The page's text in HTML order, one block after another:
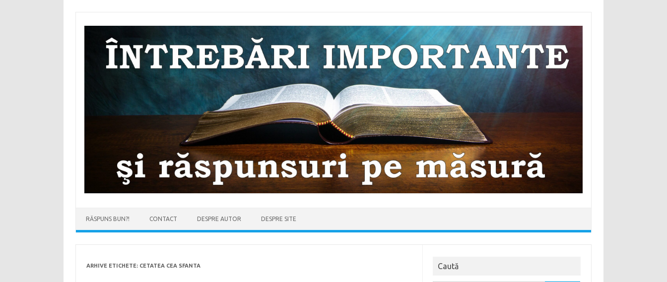
RĂSPUNS BUN?! CONTACT DESPRE AUTOR DESPRE SITE
ARHIVE ETICHETE: CETATEA CEA SFANTA Caută